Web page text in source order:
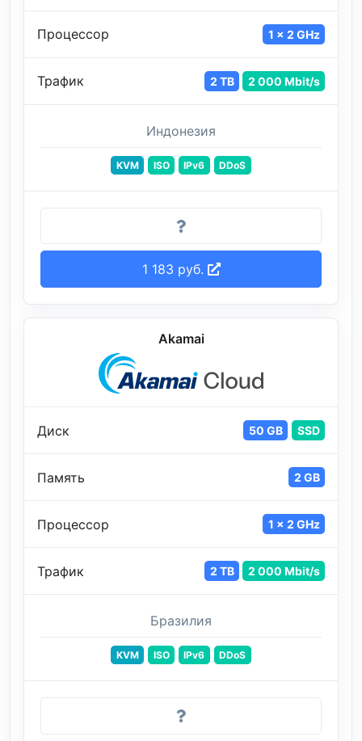
Процессор 1 x 2 GHz
Трафик 2 TB 2 000 Mbit/s
Индонезия
KVM ISO IPv6 DDoS
1 183 руб.
Akamai
Диск 50 GB SSD
Память 2 GB
Процессор 1 x 2 GHz
Трафик 2 TB 2 000 Mbit/s
Бразилия
KVM ISO IPv6 DDoS